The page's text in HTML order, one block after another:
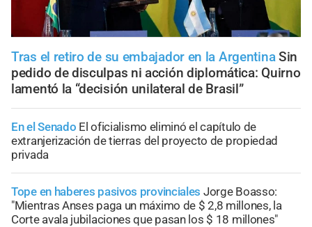
Tras el retiro de su embajador en la Argentina Sin
pedido de disculpas ni acción diplomática: Quirno
lamentó la “decisión unilateral de Brasil”
En el Senado El oficialismo eliminó el capítulo de
extranjerización de tierras del proyecto de propiedad
privada
Tope en haberes pasivos provinciales Jorge Boasso:
"Mientras Anses paga un máximo de $ 2,8 millones, la
Corte avala jubilaciones que pasan los $ 18 millones"